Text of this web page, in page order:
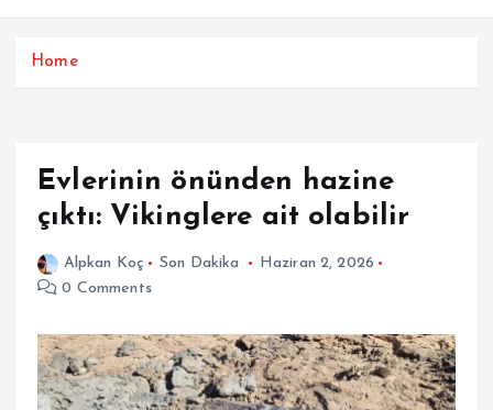
Home
Evlerinin önünden hazine
çıktı: Vikinglere ait olabilir
Alpkan Koç Son Dakika
Haziran 2, 2026
0 Comments